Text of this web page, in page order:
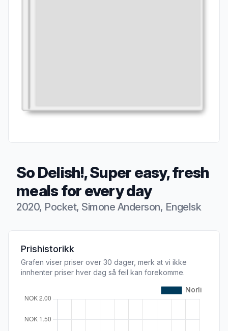
So Delish!, Super easy, fresh
meals for every day
2020, Pocket, Simone Anderson, Engelsk
Produktbeskrivelse
Prishistorikk
Grafen viser priser over 30 dager, merk at vi ikke
innhenter priser hver dag så feil kan forekomme.